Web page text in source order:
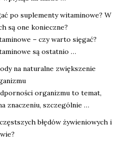
po suplementy witaminowe? W
są one konieczne?
– czy warto sięgać?
są ostatnio …
na naturalne zwiększenie
organizmu to temat,
znaczeniu, szczególnie …
błędów żywieniowych i